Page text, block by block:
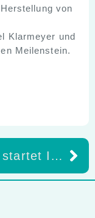
von
Klarmeyer und
Meilenstein.
Philips startet Instagram-Kanal für Dental Professionals